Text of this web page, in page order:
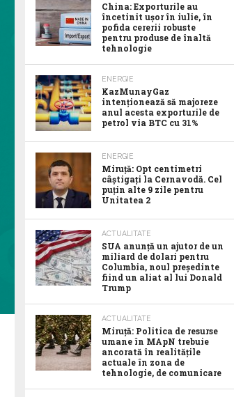
China: Exporturile au
încetinit ușor în iulie, în
pofida cererii robuste
pentru produse de înaltă
tehnologie
ENERGIE
KazMunayGaz
intenționează să majoreze
anul acesta exporturile de
petrol via BTC cu 31%
ENERGIE
Miruță: Opt centimetri
câștigați la Cernavodă. Cel
puțin alte 9 zile pentru
Unitatea 2
ACTUALITATE
SUA anunţă un ajutor de un
miliard de dolari pentru
Columbia, noul preşedinte
fiind un aliat al lui Donald
Trump
ACTUALITATE
Miruță: Politica de resurse
umane în MApN trebuie
ancorată în realitățile
actuale în zona de
tehnologie, de comunicare